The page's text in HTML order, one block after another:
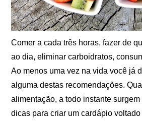
Comer a cada três horas, fazer de
ao dia, eliminar carboidratos,
Ao menos uma vez na vida você já
alguma destas recomendações.
alimentação, a todo instante
dicas para criar um cardápio